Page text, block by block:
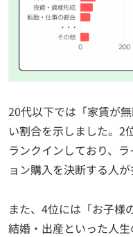
20代以下では「家賃が
い割合を示しました。2
ランクインしており、
ョン購入を決断する人が
また、4位には「お子様
結婚・出産といった人